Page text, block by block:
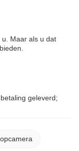
Maar als u dat
geleverd;